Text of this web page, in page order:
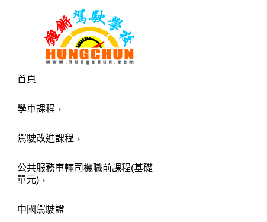
首頁
學車課程
駕駛改進課程
公共服務車輛司機職前課程(基礎
單元)
中國駕駛證